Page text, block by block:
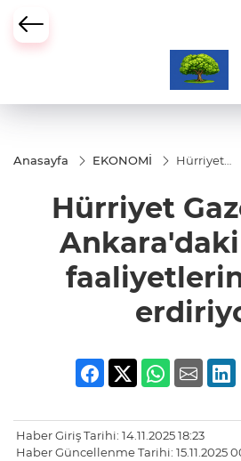
Anasayfa EKONOMİ
Hürriyet
basım
sona
erdiriyor
Hürriyet
Ankara'daki
Haber Giriş Tarihi: 14.11.2025 18:23
Haber Güncellenme Tarihi: 15.11.2025